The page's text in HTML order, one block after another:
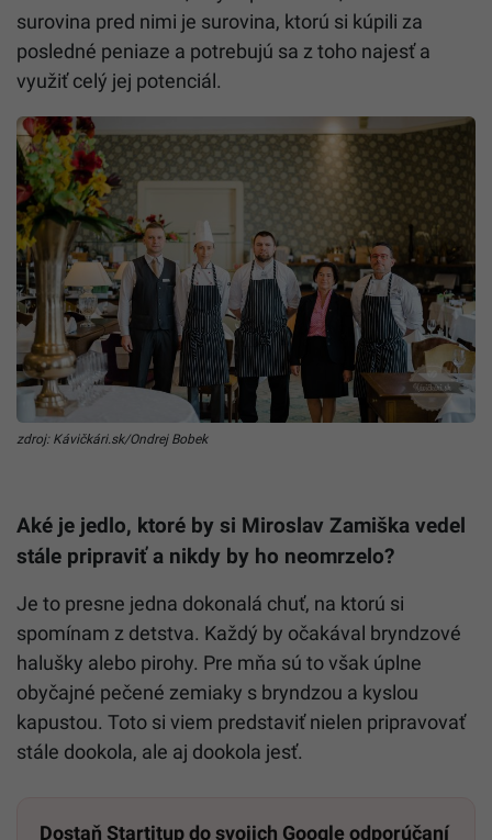
surovina pred nimi je surovina, ktorú si kúpili za
posledné peniaze a potrebujú sa z toho najesť a
využiť celý jej potenciál.
zdroj: Kávičkári.sk/Ondrej Bobek
Aké je jedlo, ktoré by si Miroslav Zamiška vedel
stále pripraviť a nikdy by ho neomrzelo?
Je to presne jedna dokonalá chuť, na ktorú si
spomínam z detstva. Každý by očakával bryndzové
halušky alebo pirohy. Pre mňa sú to však úplne
obyčajné pečené zemiaky s bryndzou a kyslou
kapustou. Toto si viem predstaviť nielen pripravovať
stále dookola, ale aj dookola jesť.
Dostaň Startitup do svojich Google odporúčaní